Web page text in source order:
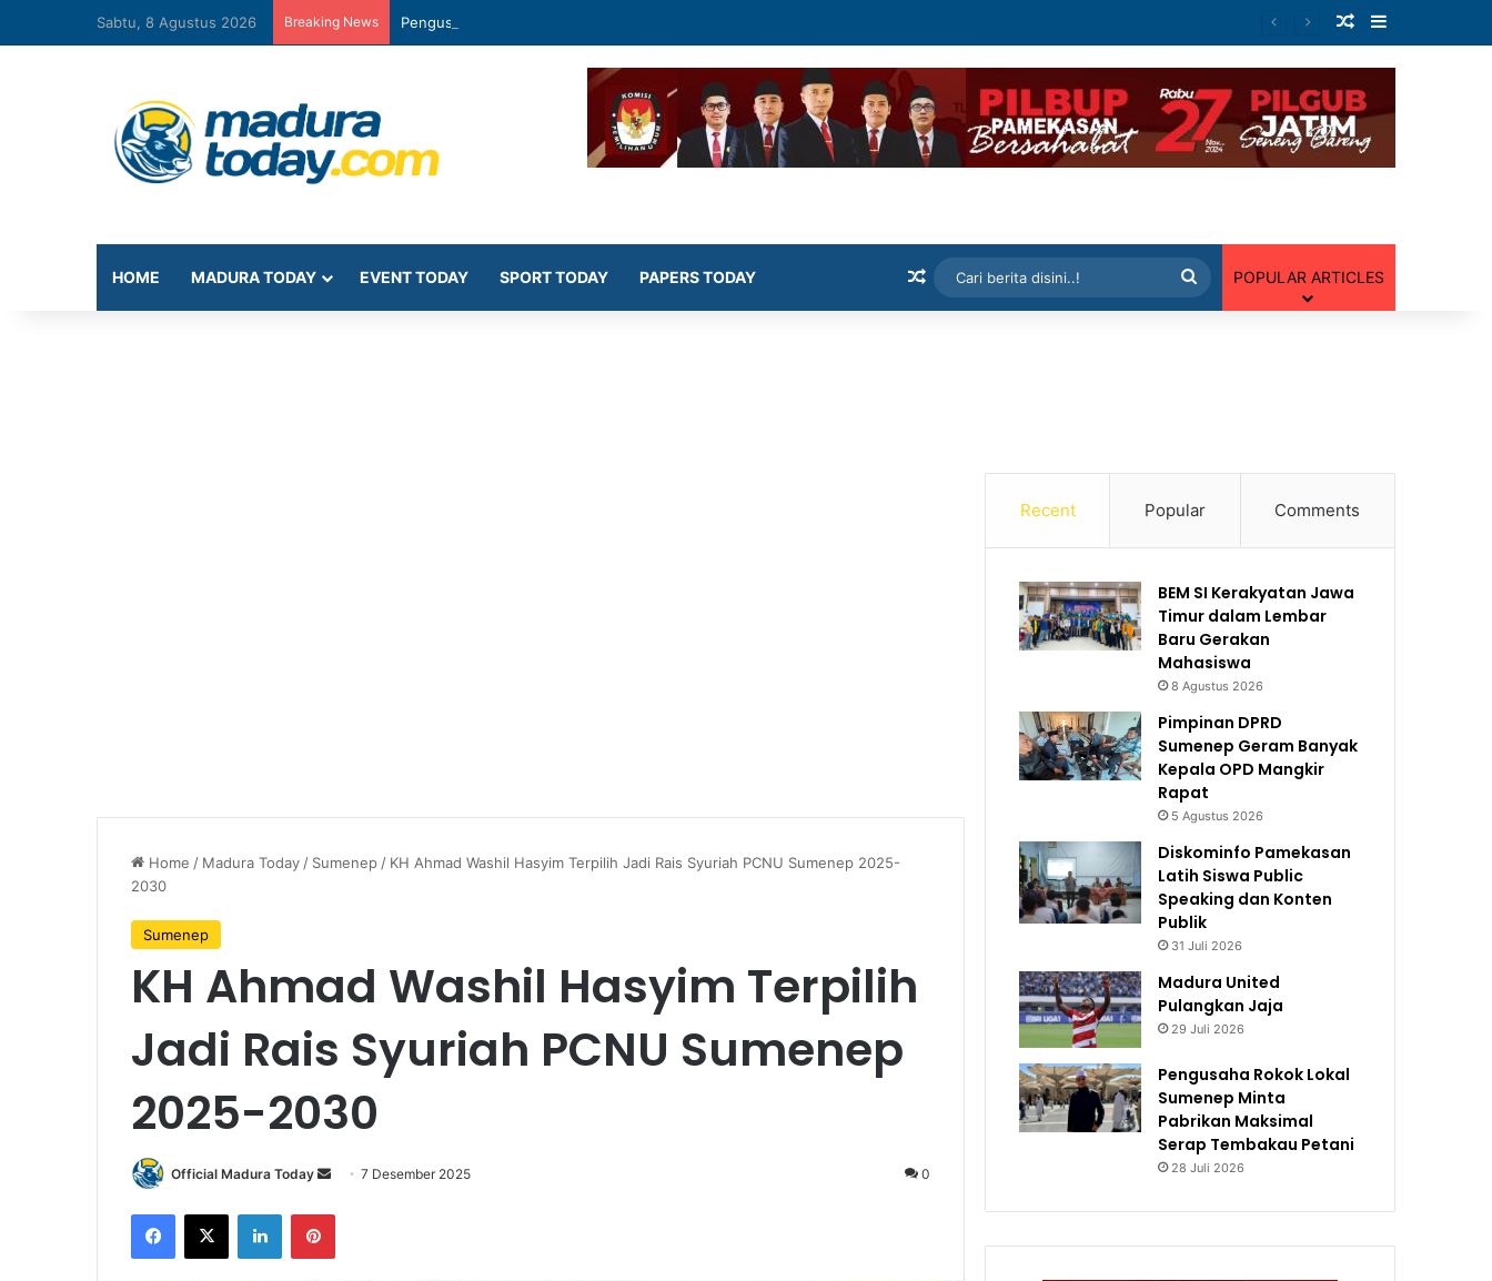
Sabtu, 8 Agustus 2026 Breaking News Pengusaha Rokok Lokal Sumenep Minta Pabrikan Maksimal Serap Tembakau Petani Artikel Random
HOME MADURA TODAY EVENT TODAY SPORT TODAY PAPERS TODAY Artikel Random
berita
POPULAR ARTICLES
Home / Madura Today/ Sumenep/ KH Ahmad Washil Hasyim Terpilih Jadi Rais Syuriah PCNU Sumenep 2025-
2030
Sumenep
KH Ahmad Washil Hasyim Terpilih
Jadi Rais Syuriah PCNU Sumenep
2025-2030
Official Madura Today
d
7 Desember 2025 0
Recent Popular Comments
BEM SI Kerakyatan Jawa
Timur dalam Lembar
Baru Gerakan
Mahasiswa
8 Agustus 2026
Pimpinan DPRD
Sumenep Geram Banyak
Kepala OPD Mangkir
Rapat
5 Agustus 2026
Diskominfo Pamekasan
Latih Siswa Public
Speaking dan Konten
Publik
31 Juli 2026
Madura United
Pulangkan Jaja
29 Juli 2026
Pengusaha Rokok Lokal
Sumenep Minta
Pabrikan Maksimal
Serap Tembakau Petani
28 Juli 2026